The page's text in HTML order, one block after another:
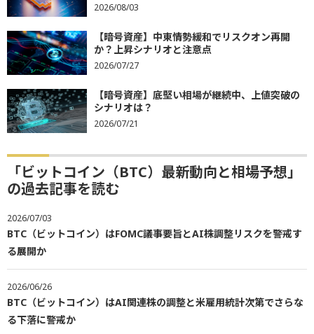
2026/08/03
【暗号資産】中東情勢緩和でリスクオン再開
か？上昇シナリオと注意点
2026/07/27
【暗号資産】底堅い相場が継続中、上値突破の
シナリオは？
2026/07/21
「ビットコイン（BTC）最新動向と相場予想」
の過去記事を読む
2026/07/03
BTC（ビットコイン）はFOMC議事要旨とAI株調整リスクを警戒す
る展開か
2026/06/26
BTC（ビットコイン）はAI関連株の調整と米雇用統計次第でさらな
る下落に警戒か